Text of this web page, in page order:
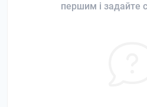
першим і задайте